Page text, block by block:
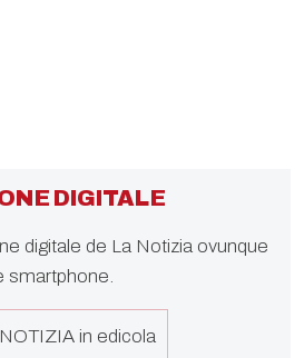
DIGITALE
digitale de La Notizia ovunque
smartphone.